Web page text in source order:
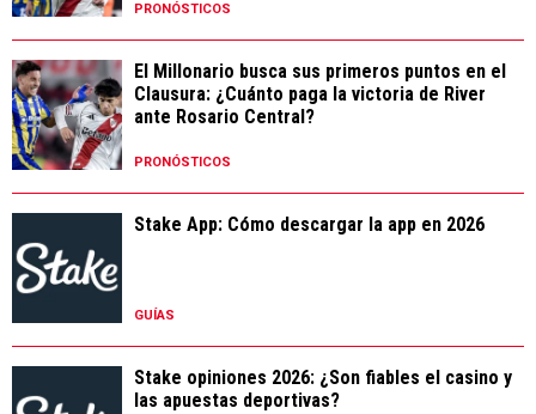
PRONÓSTICOS
El Millonario busca sus primeros puntos en el
Clausura: ¿Cuánto paga la victoria de River
ante Rosario Central?
PRONÓSTICOS
Stake App: Cómo descargar la app en 2026
GUÍAS
Stake opiniones 2026: ¿Son fiables el casino y
las apuestas deportivas?